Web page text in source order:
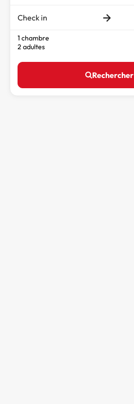
Check in
1 chambre
2 adultes
Rechercher